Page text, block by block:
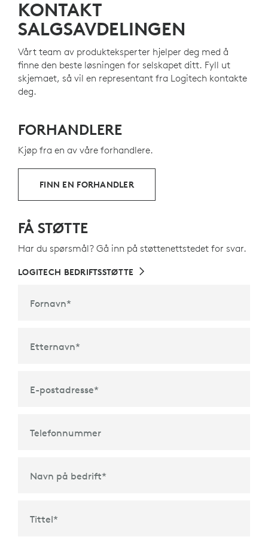
Easy-Switch
gi nytt liv til plastavfall fra gammel
forbrukerelektronikk og bidra til å redusere
karbonavtrykket12 Omfatter ikke plast i trykt
og
OM RESIRKULERT PLAST
KONTAKT
SALGSAVDELINGEN
Vårt team av produkteksperter hjelper deg med å
finne den beste løsningen for selskapet ditt. Fyll ut
skjemaet, så vil en representant fra Logitech kontakte
deg.
FORHANDLERE
Kjøp fra en av våre forhandlere.
FINN EN FORHANDLER
FÅ STØTTE
Har du spørsmål? Gå inn på støttenettstedet for svar.
LOGITECH BEDRIFTSSTØTTE
Fornavn*
Etternavn*
E-postadresse*
Telefonnummer
Navn på bedrift*
Tittel*